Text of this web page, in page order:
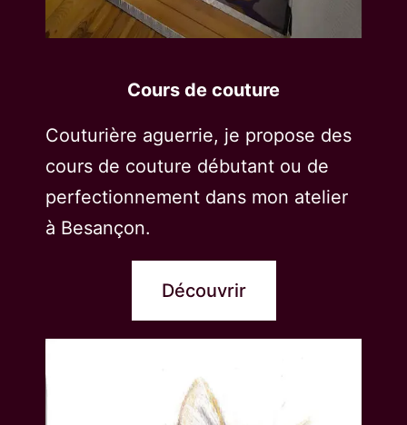
Cours de couture
Couturière aguerrie, je propose des
cours de couture débutant ou de
perfectionnement dans mon atelier
à Besançon.
Découvrir